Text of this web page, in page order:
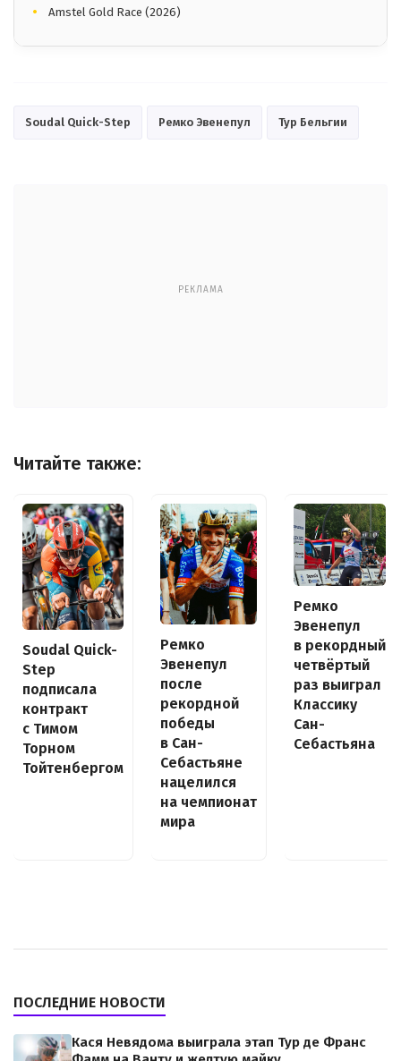
Amstel Gold Race (2026)
Soudal Quick-Step Ремко Эвенепул Тур Бельгии
РЕКЛАМА
Читайте также:
Soudal Quick-
Step
подписала
контракт
с Тимом
Торном
Тойтенбергом
Ремко
Эвенепул
после
рекордной
победы
в Сан-
Себастьяне
нацелился
на чемпионат
мира
Ремко
Эвенепул
в рекордный
четвёртый
раз выиграл
Классику
Сан-
Себастьяна
ПОСЛЕДНИЕ НОВОСТИ
Кася Невядома выиграла этап Тур де Франс